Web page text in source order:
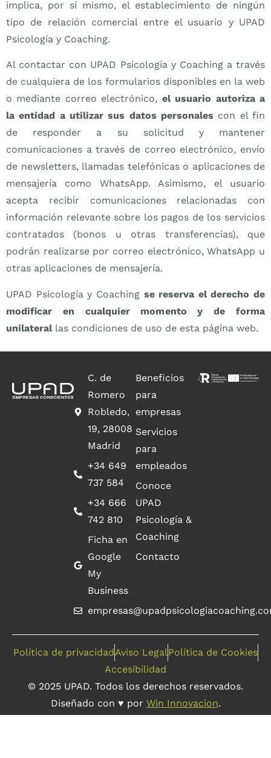
implica, por sí mismo, el establecimiento de ningún
tipo de relación comercial entre el usuario y UPAD
Psicología y Coaching.
Al contactar con UPAD Psicología y Coaching a través
de cualquiera de los formularios disponibles en la web
o mediante correo electrónico, el usuario autoriza a
la entidad a utilizar sus datos personales con el fin
de responder a su solicitud y mantener
comunicaciones a través de correo electrónico, envío
de newsletters, llamadas telefónicas o aplicaciones de
mensajería como WhatsApp. Asimismo, el usuario
acepta recibir comunicaciones relacionadas con
información relevante sobre los pagos de los servicios
contratados (bonos u otras transferencias), que
podrán realizarse por correo electrónico, WhatsApp u
otras aplicaciones de mensajería.
UPAD Psicología y Coaching se reserva el derecho de
modificar en cualquier momento y de forma
unilaterallas condiciones de uso de esta página web.
C. de
Romero
Robledo,
19, 28008
Madrid
+34 649
737 584
+34 666
742 810
Ficha en
Google
My
Business
Beneficios
para
empresas
Servicios
para
empleados
Conoce
UPAD
Psicología &
Coaching
Contacto
Política de privacidadAviso LegalPolítica de Cookies
Accesibilidad
© 2025 UPAD. Todos los derechos reservados.
Diseñado con ♥ por Win Innovacion.